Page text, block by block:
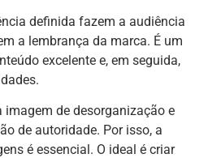
definida fazem a audiência
a lembrança da marca. É um
excelente e, em seguida,
imagem de desorganização e
de autoridade. Por isso, a
é essencial. O ideal é criar